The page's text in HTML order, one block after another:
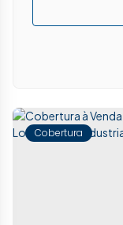
Cobertura